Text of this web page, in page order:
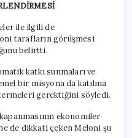
ile ilgili de
tarafların görüşmesi
belirtti.
katkı sunmaları ve
bir misyona da katılma
gerektiğini söyledi.
ekonomiler
de dikkati çeken Meloni şu